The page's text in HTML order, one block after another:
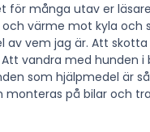
för många utav er
värme mot kyla och
av vem jag är. Att
vandra med hunden
som hjälpmedel är
på bilar och